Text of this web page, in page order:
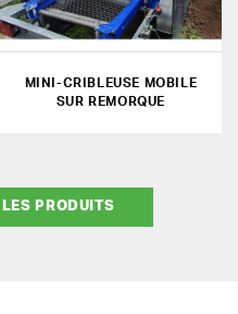
MINI-CRIBLEUSE MOBILE
SUR REMORQUE
PRODUITS